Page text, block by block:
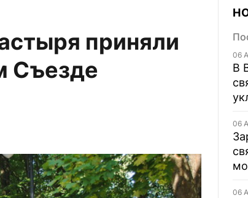
приняли
Съезде
06
В
06
06